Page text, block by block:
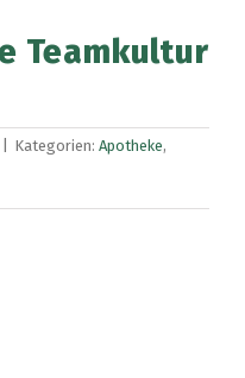
Teamkultur
Kategorien: Apotheke,